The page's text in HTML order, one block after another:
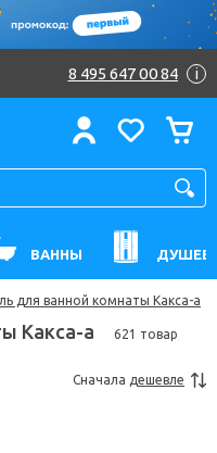
8 495 647 00 84 i
ВАННЫ
для ванной комнаты Какса-а
Какса-а 621 товар
Сначала дешевле